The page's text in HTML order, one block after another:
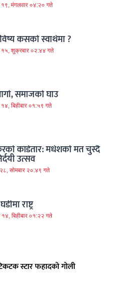
मंगलवार ०४:२० गते
कसको स्वार्थमा ?
१५, शुक्रबार ०२:४४ गते
समाजको घाउ
बिहीबार ०१:५९ गते
काँडेतार: मधेशको मत चुस्दै
उत्सव
सोमबार २०:४९ गते
राष्ट्र
बिहीबार ०१:२२ गते
स्टार फहादको गोली